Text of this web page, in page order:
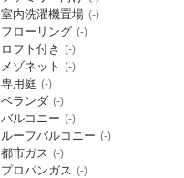
室内洗濯機置場 (-)
フローリング (-)
ロフト付き (-)
メゾネット (-)
専用庭 (-)
ベランダ (-)
バルコニー (-)
ルーフバルコニー (-)
都市ガス (-)
プロパンガス (-)